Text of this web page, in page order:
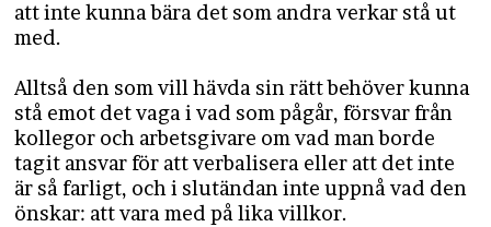
att inte kunna bära det som andra verkar stå ut
med.
Alltså den som vill hävda sin rätt behöver kunna
stå emot det vaga i vad som pågår, försvar från
kollegor och arbetsgivare om vad man borde
tagit ansvar för att verbalisera eller att det inte
är så farligt, och i slutändan inte uppnå vad den
önskar: att vara med på lika villkor.